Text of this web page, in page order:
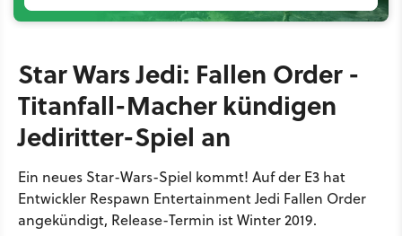
Star Wars Jedi: Fallen Order -
Titanfall-Macher kündigen
Jediritter-Spiel an
Ein neues Star-Wars-Spiel kommt! Auf der E3 hat
Entwickler Respawn Entertainment Jedi Fallen Order
angekündigt, Release-Termin ist Winter 2019.